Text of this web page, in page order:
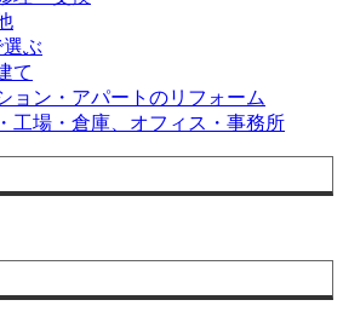
ぶ
て
ョン・アパートのリフォーム
工場・倉庫、オフィス・事務所